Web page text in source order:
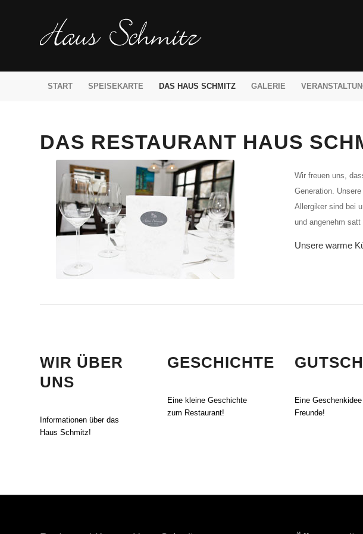
START SPEISEKARTE DAS HAUS SCHMITZ GALERIE
DAS RESTAURANT HAUS
Wir freuen uns,
Generation.
Allergiker sind bei
und angenehm satt
Unsere warme
WIR ÜBER
UNS
Informationen über das
Haus Schmitz!
GESCHICHTE
Eine kleine Geschichte
zum Restaurant!
Eine
Freunde!